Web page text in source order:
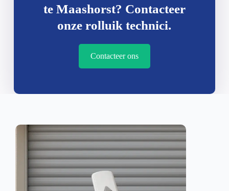
te Maashorst? Contacteer
onze rolluik technici.
Contacteer ons